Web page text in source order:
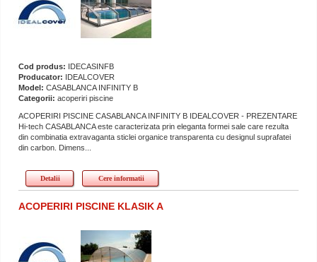
Cod produs: IDECASINFB
Producator: IDEALCOVER
Model: CASABLANCA INFINITY B
Categorii: acoperiri piscine
ACOPERIRI PISCINE CASABLANCA INFINITY B IDEALCOVER - PREZENTARE
Hi-tech CASABLANCA este caracterizata prin eleganta formei sale care rezulta
din combinatia extravaganta sticlei organice transparenta cu designul suprafatei
din carbon. Dimens...
Detalii Cere informatii
ACOPERIRI PISCINE KLASIK A